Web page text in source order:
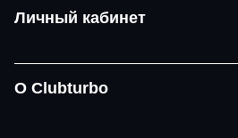
Личный кабинет
О Clubturbo